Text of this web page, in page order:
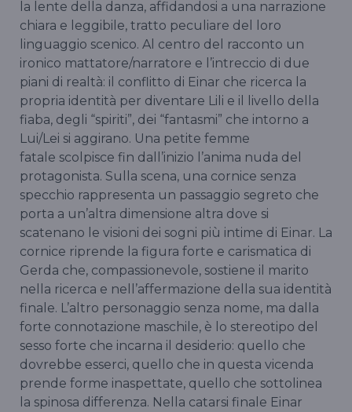
la lente della danza, affidandosi a una narrazione
chiara e leggibile, tratto peculiare del loro
linguaggio scenico. Al centro del racconto un
ironico mattatore/narratore e l’intreccio di due
piani di realtà: il conflitto di Einar che ricerca la
propria identità per diventare Lili e il livello della
fiaba, degli “spiriti”, dei “fantasmi” che intorno a
Lui/Lei si aggirano. Una petite femme
fatale scolpisce fin dall’inizio l’anima nuda del
protagonista. Sulla scena, una cornice senza
specchio rappresenta un passaggio segreto che
porta a un’altra dimensione altra dove si
scatenano le visioni dei sogni più intime di Einar. La
cornice riprende la figura forte e carismatica di
Gerda che, compassionevole, sostiene il marito
nella ricerca e nell’affermazione della sua identità
finale. L’altro personaggio senza nome, ma dalla
forte connotazione maschile, è lo stereotipo del
sesso forte che incarna il desiderio: quello che
dovrebbe esserci, quello che in questa vicenda
prende forme inaspettate, quello che sottolinea
la spinosa differenza. Nella catarsi finale Einar